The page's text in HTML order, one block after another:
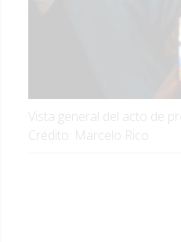
Vista general del acto de
Crédito: Marcelo Rico